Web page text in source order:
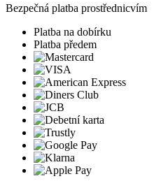
Bezpečná platba prostřednicvím
Platba na dobírku
Platba předem